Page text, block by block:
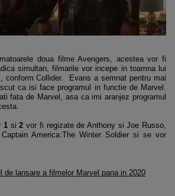
doua filme Avengers, acestea vor fi
simultan, filmarile vor incepe in toamna lui
conform Collider. Evans a semnat pentru mai
ca isi face programul in functie de Marvel.
fata de Marvel, asa ca imi aranjez programul
1 si2 vor fi regizate de Anthony si Joe Russo,
America:The Winter Soldier si se vor
de lansare a filmelor Marvel pana in 2020